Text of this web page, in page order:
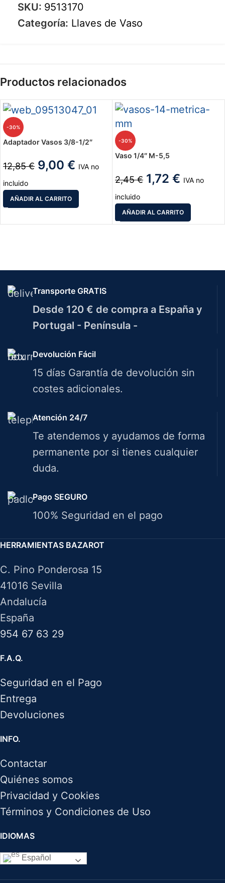
SKU: 9513170
Categoría: Llaves de Vaso
Productos relacionados
-30%
Adaptador Vasos 3/8-1/2″
12,85€ 9,00 € IVA no
incluido
AÑADIR AL CARRITO
-30%
Vaso 1/4″ M-5,5
2,45€ 1,72 € IVA no
incluido
AÑADIR AL CARRITO
Transporte GRATIS
Desde 120 € de compra a España y
Portugal - Península -
Devolución Fácil
15 días Garantía de devolución sin
costes adicionales.
Atención 24/7
Te atendemos y ayudamos de forma
permanente por si tienes cualquier
duda.
Pago SEGURO
100% Seguridad en el pago
HERRAMIENTAS BAZAROT
C. Pino Ponderosa 15
41016 Sevilla
Andalucía
España
954 67 63 29
F.A.Q.
Seguridad en el Pago
Entrega
Devoluciones
INFO.
Contactar
Quiénes somos
Privacidad y Cookies
Términos y Condiciones de Uso
IDIOMAS
Español